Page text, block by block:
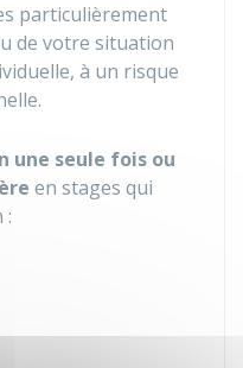
particulièrement
de votre situation
à un risque
une seule fois ou
en stages qui
: